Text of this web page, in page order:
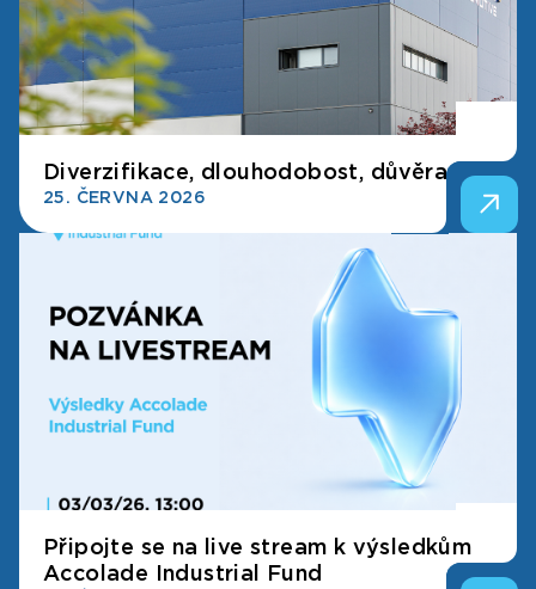
Diverzifikace, dlouhodobost, důvěra
25. ČERVNA 2026
Připojte se na live stream k výsledkům
Accolade Industrial Fund